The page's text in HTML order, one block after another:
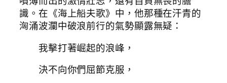
識。在《海上船夫歌》中，他那種在汗青的
洶涌波瀾中破浪前行的氣勢顯露無疑：
我擊打著崛起的浪峰，
決不向你們屈節克服，